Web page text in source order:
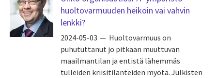
huoltovarmuuden heikoin vai vahvin
lenkki?
2024-05-03
Huoltovarmuus on
puhututtanut jo pitkään muuttuvan
maailmantilan ja entistä lähemmäs
tulleiden kriisitilanteiden myötä. Julkisten